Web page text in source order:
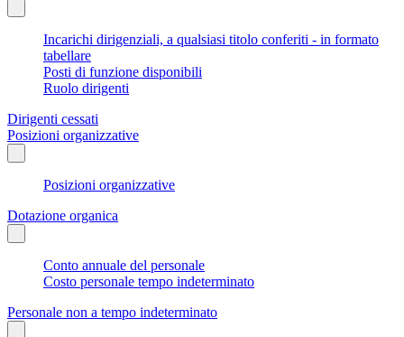
Incarichi dirigenziali, a qualsiasi titolo conferiti - in formato
tabellare
Posti di funzione disponibili
Ruolo dirigenti
Dirigenti cessati
Posizioni organizzative
Posizioni organizzative
Dotazione organica
Conto annuale del personale
Costo personale tempo indeterminato
Personale non a tempo indeterminato